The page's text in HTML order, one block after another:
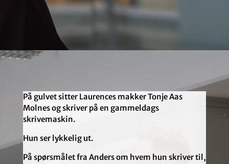
På gulvet sitter Laurences makker Tonje Aas
Molnes og skriver på en gammeldags
skrivemaskin.
Hun ser lykkelig ut.
På spørsmålet fra Anders om hvem hun skriver til,